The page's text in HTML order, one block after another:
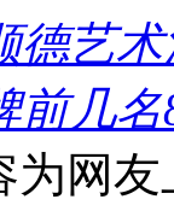
德艺
前几
为网